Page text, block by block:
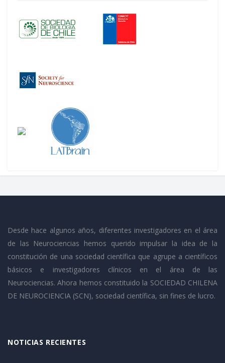
Desde hace algunos años, diferentes investigadores en el área
de las Neurociencias hemos querido impulsar la idea de la
constitución de una sociedad científica que agrupe a científicos
básicos e investigadores clínicos en el área de las
Neurociencias. Ahora hemos constituido la SOCIEDAD CHILENA
DE NEUROCIENCIA (SCN), sociedad científica, sin fines de lucro.
NOTICIAS RECIENTES